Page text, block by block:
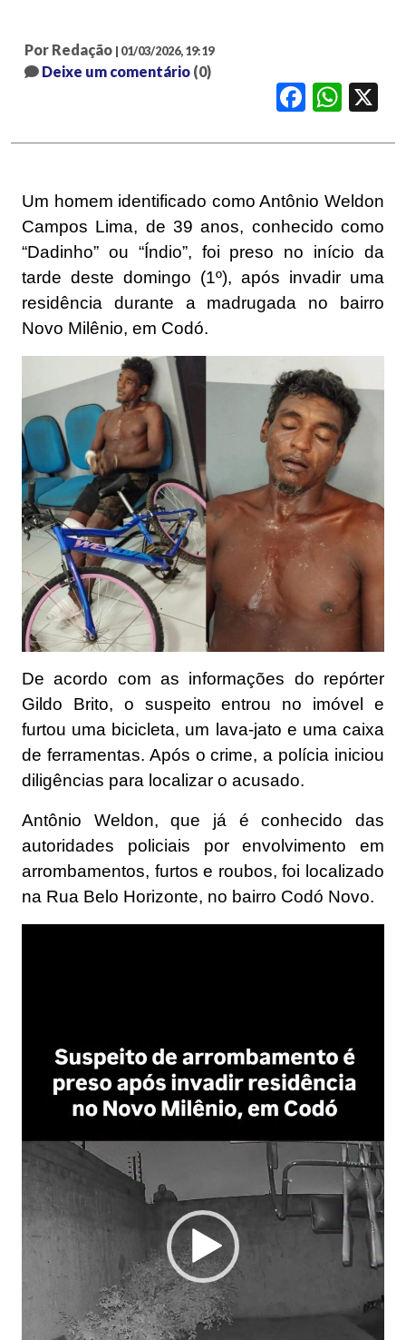
Por Redação | 01/03/2026, 19:19
Deixe um comentário (0)
FacebookWhatsApp
Um homem identificado como Antônio Weldon
Campos Lima, de 39 anos, conhecido como
“Dadinho” ou “Índio”, foi preso no início da
tarde deste domingo (1º), após invadir uma
residência durante a madrugada no bairro
Novo Milênio, em Codó.
De acordo com as informações do repórter
Gildo Brito, o suspeito entrou no imóvel e
furtou uma bicicleta, um lava-jato e uma caixa
de ferramentas. Após o crime, a polícia iniciou
diligências para localizar o acusado.
Antônio Weldon, que já é conhecido das
autoridades policiais por envolvimento em
arrombamentos, furtos e roubos, foi localizado
na Rua Belo Horizonte, no bairro Codó Novo.